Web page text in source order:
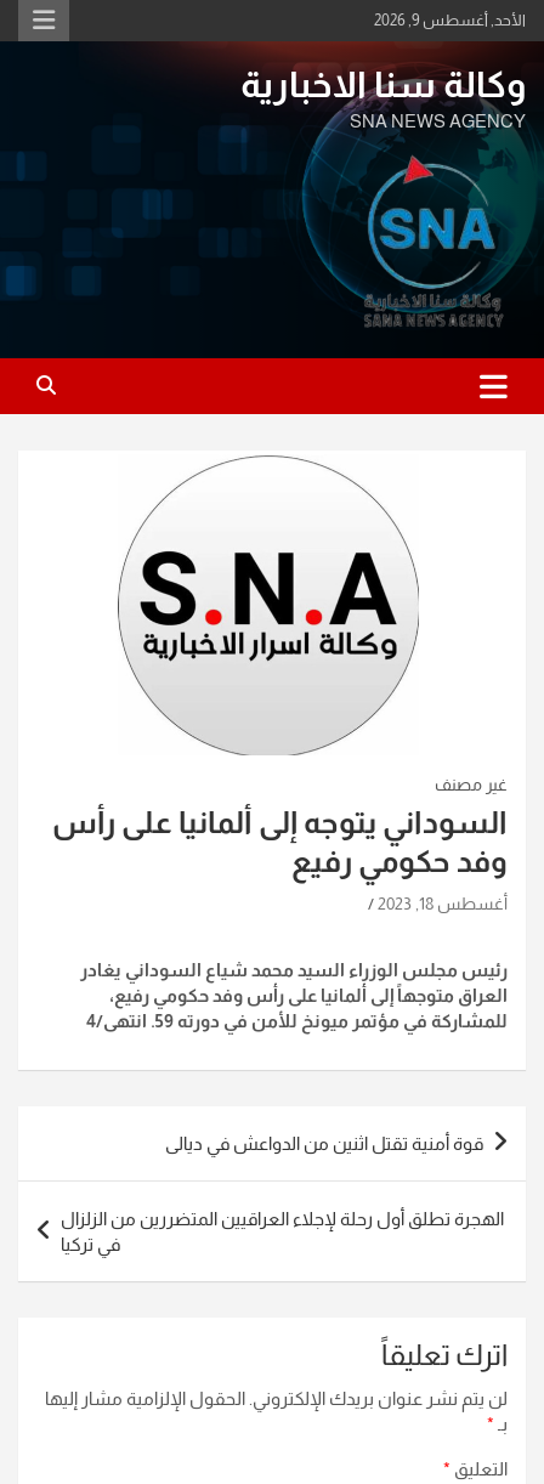
Skip
to
الأحد, أغسطس 9, 2026
وكالة سنا الاخبارية
SNA NEWS AGENCY
غير مصنف
السوداني يتوجه إلى ألمانيا على رأس
وفد حكومي رفيع
أغسطس 18, 2023
رئيس مجلس الوزراء السيد محمد شياع السوداني يغادر
العراق متوجهاً إلى ألمانيا على رأس وفد حكومي رفيع،
للمشاركة في مؤتمر ميونخ للأمن في دورته 59. انتهى/4
تصفّح
المقالات
قوة أمنية تقتل اثنين من الدواعش في ديالى
الهجرة تطلق أول رحلة لإجلاء العراقيين المتضررين من الزلزال
في تركيا
اترك تعليقاً
لن يتم نشر عنوان بريدك الإلكتروني. الحقول الإلزامية مشار إليها
بـ *
التعليق *